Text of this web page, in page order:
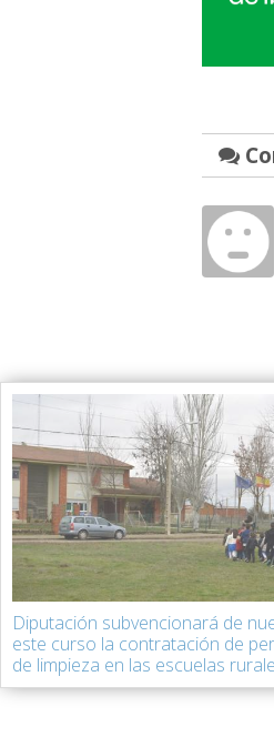
Diputación subvencionará de
este curso la contratación de
de limpieza en las escuelas